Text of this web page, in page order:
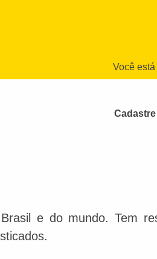
Você está
e do mundo. Tem